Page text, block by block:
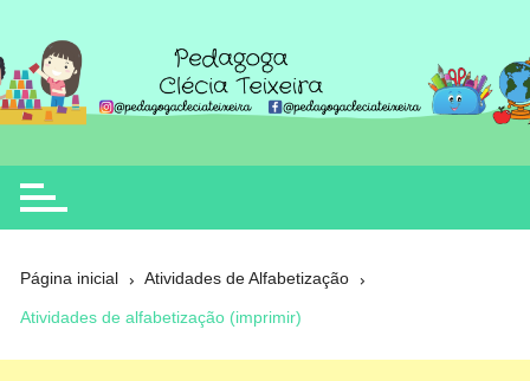
o
conteúdo
Clécia Teixeira
educação
Página inicial Atividades de Alfabetização
Atividades de alfabetização (imprimir)